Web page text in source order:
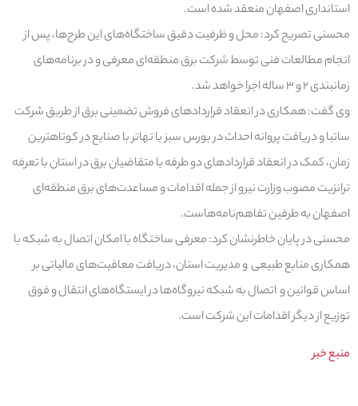
استانداری اصفهان منعقد شده است.
محسنی تصریح کرد: محل و ظرفیت دقیق ساختگاه‌های این طرح‌ها، پس از
انجام مطالعات فنی توسط شرکت برق منطقه‌ای معرفی و در برنامه‌های
زمانبندی ۲ و ۳ ساله اجرا خواهد شد.
وی گفت: همکاری در انعقاد قراردادهای فروش تضمینی برق از طریق شرکت
ساتبا و دریافت پروانه احداث در بورس سبز یا تهاتر با صنایع در کوتاهترین
زمان، کمک در انعقاد قراردادهای دو طرفه با متقاضیان برق در استان با تعرفه
ترانزیت مصوب وزارت نیرو از جمله اقدامات و مساعدت‌های برق منطقه‌ای
اصفهان به طرفین تفاهم‌نامه‌هاست.
محسنی در پایان خاطرنشان کرد: معرفی ساختگاه با امکان اتصال به شبکه با
همکاری منابع طبیعی و مدیریت استان، دریافت معافیت‌های مالیاتی بر
اساس قوانین و اتصال به شبکه نیروگاه‌ها در ایستگاه‌های انتقال و فوق
توزیع از دیگر اقدامات این شرکت است.
منبع خبر